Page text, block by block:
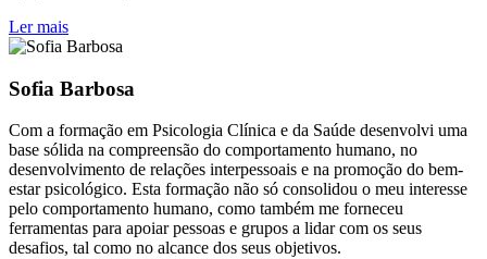
Ler mais
Sofia Barbosa
Com a formação em Psicologia Clínica e da Saúde desenvolvi uma
base sólida na compreensão do comportamento humano, no
desenvolvimento de relações interpessoais e na promoção do bem-
estar psicológico. Esta formação não só consolidou o meu interesse
pelo comportamento humano, como também me forneceu
ferramentas para apoiar pessoas e grupos a lidar com os seus
desafios, tal como no alcance dos seus objetivos.